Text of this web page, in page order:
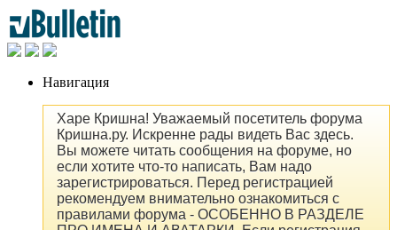
Навигация
Харе Кришна! Уважаемый посетитель форума
Кришна.ру. Искренне рады видеть Вас здесь.
Вы можете читать сообщения на форуме, но
если хотите что-то написать, Вам надо
зарегистрироваться. Перед регистрацией
рекомендуем внимательно ознакомиться с
правилами форума - ОСОБЕННО В РАЗДЕЛЕ